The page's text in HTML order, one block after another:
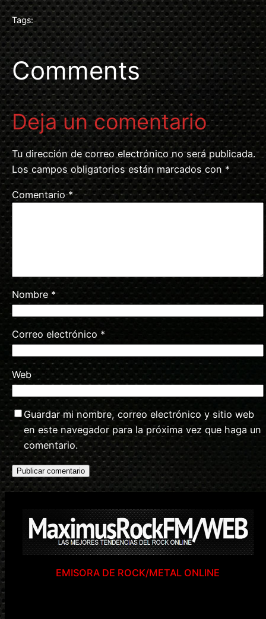
Tags:
Comments
Deja un comentario
Tu dirección de correo electrónico no será publicada.
Los campos obligatorios están marcados con *
Comentario*
Nombre *
Correo electrónico *
Web
Guardar mi nombre, correo electrónico y sitio web
en este navegador para la próxima vez que haga un
comentario.
EMISORA DE ROCK/METAL ONLINE